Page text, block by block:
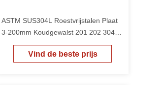
ASTM SUS304L Roestvrijstalen Plaat
3-200mm Koudgewalst 201 202 304
303 Roestvrijstalen Decoratief Paneel
Vind de beste prijs